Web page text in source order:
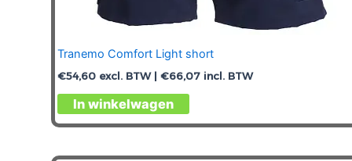
Tranemo Comfort Light short
€54,60 excl. BTW | €66,07 incl. BTW
In winkelwagen
Dit
product
meerdere